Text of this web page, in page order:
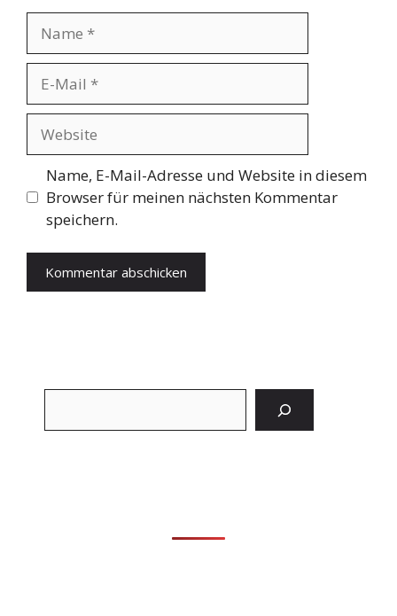
Mail
Name, E-Mail-Adresse und Website in diesem
Browser für meinen nächsten Kommentar
speichern.